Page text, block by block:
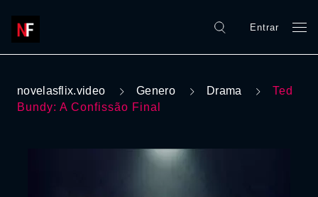
Entrar
novelasflix.video Genero Drama
Ted
Bundy: A Confissão Final